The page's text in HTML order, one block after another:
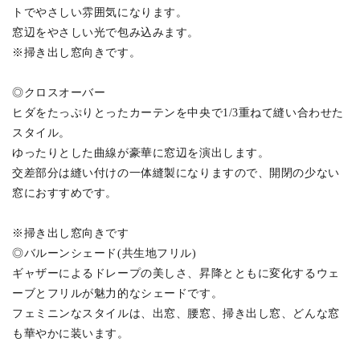
トでやさしい雰囲気になります。
窓辺をやさしい光で包み込みます。
※掃き出し窓向きです。
◎クロスオーバー
ヒダをたっぷりとったカーテンを中央で1/3重ねて縫い合わせた
スタイル。
ゆったりとした曲線が豪華に窓辺を演出します。
交差部分は縫い付けの一体縫製になりますので、開閉の少ない
窓におすすめです。
※掃き出し窓向きです
◎バルーンシェード(共生地フリル)
ギャザーによるドレープの美しさ、昇降とともに変化するウェ
ーブとフリルが魅力的なシェードです。
フェミニンなスタイルは、出窓、腰窓、掃き出し窓、どんな窓
も華やかに装います。